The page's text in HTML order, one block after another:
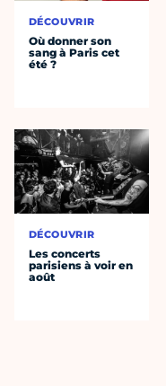
DÉCOUVRIR
Où donner son
sang à Paris cet
été ?
DÉCOUVRIR
Les concerts
parisiens à voir en
août